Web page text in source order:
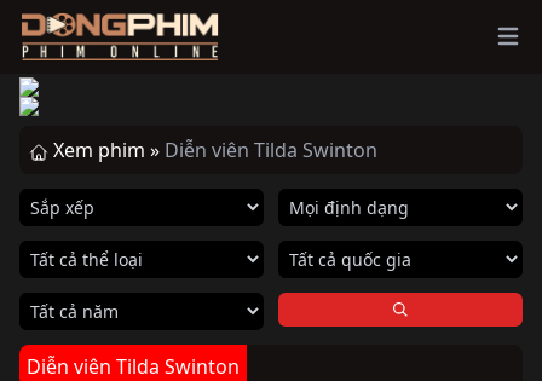
Xem phim » Diễn viên Tilda Swinton
Diễn viên Tilda Swinton